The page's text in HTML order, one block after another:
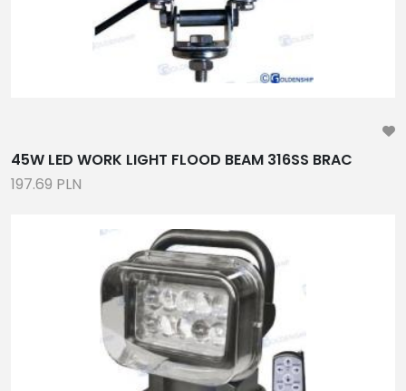
45W LED WORK LIGHT FLOOD BEAM 316SS BRAC
197.69 PLN